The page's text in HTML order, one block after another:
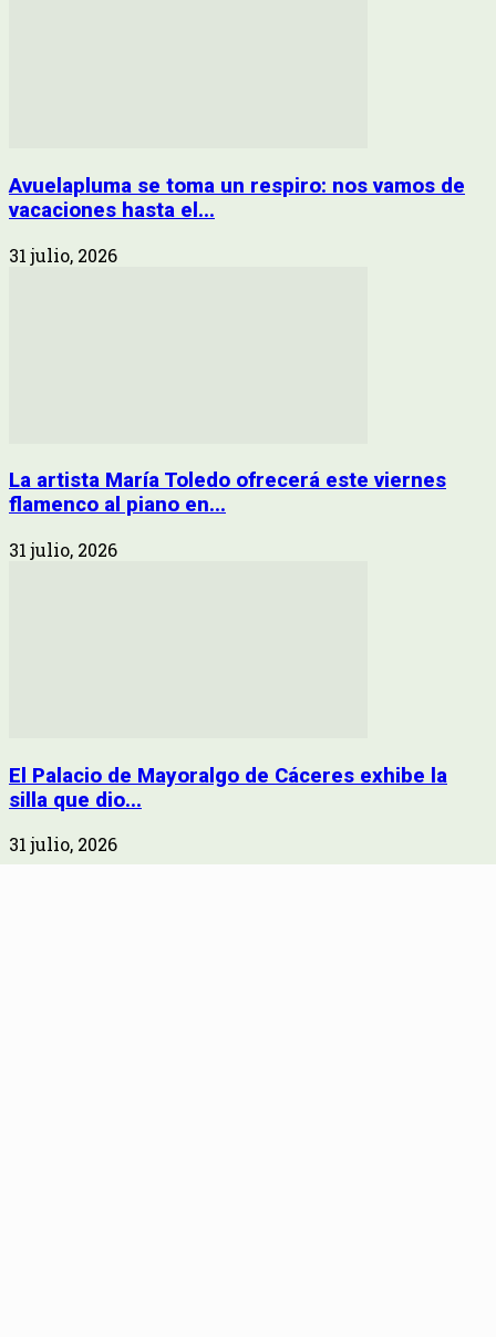
Avuelapluma se toma un respiro: nos vamos de
vacaciones hasta el...
31 julio, 2026
La artista María Toledo ofrecerá este viernes
flamenco al piano en...
31 julio, 2026
El Palacio de Mayoralgo de Cáceres exhibe la
silla que dio...
31 julio, 2026